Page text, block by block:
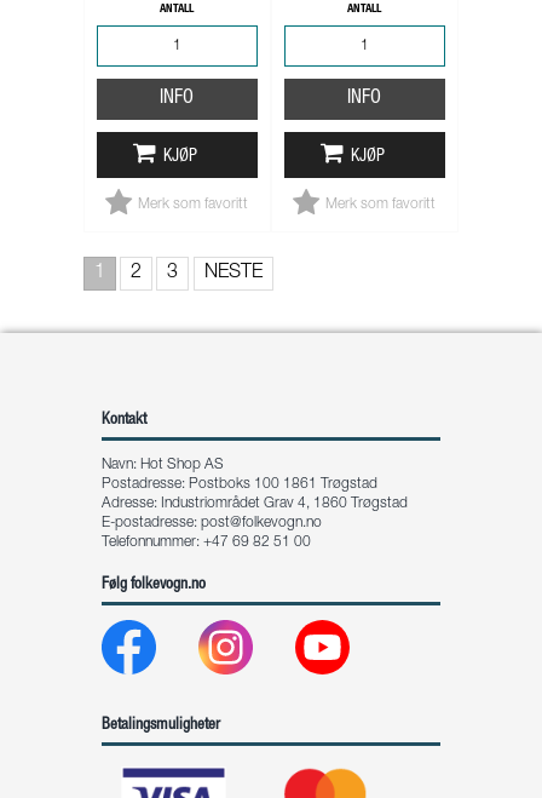
ANTALL
INFO
KJØP
Merk som favoritt
ANTALL
INFO
KJØP
Merk som favoritt
1 2 3 NESTE
Kontakt
Navn: Hot Shop AS
Postadresse: Postboks 100 1861 Trøgstad
Adresse: Industriområdet Grav 4, 1860 Trøgstad
E-postadresse: post@folkevogn.no
Telefonnummer: +47 69 82 51 00
Følg folkevogn.no
Betalingsmuligheter